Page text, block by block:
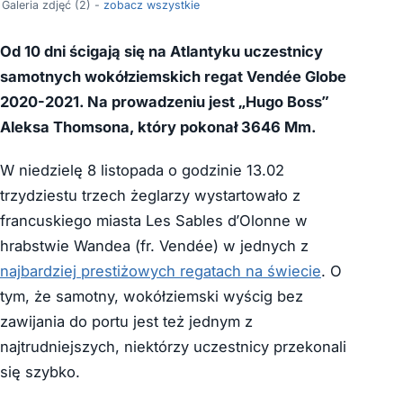
Galeria zdjęć (2) - zobacz wszystkie
Od 10 dni ścigają się na Atlantyku uczestnicy
samotnych wokółziemskich regat Vendée Globe
2020-2021. Na prowadzeniu jest „Hugo Boss”
Aleksa Thomsona, który pokonał 3646 Mm.
W niedzielę 8 listopada o godzinie 13.02
trzydziestu trzech żeglarzy wystartowało z
francuskiego miasta Les Sables d’Olonne w
hrabstwie Wandea (fr. Vendée) w jednych z
najbardziej prestiżowych regatach na świecie. O
tym, że samotny, wokółziemski wyścig bez
zawijania do portu jest też jednym z
najtrudniejszych, niektórzy uczestnicy przekonali
się szybko.